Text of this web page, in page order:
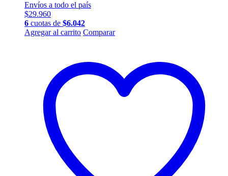
Envíos a todo el país
$29.960
6 cuotas de $6.042
Agregar al carrito Comparar